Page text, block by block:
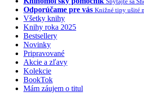
Odporúčame pre vás Knižné tipy ušité
Všetky knihy
Knihy roka 2025
Bestsellery
Novinky
Pripravované
Akcie a zľavy
Kolekcie
BookTok
Mám záujem o titul